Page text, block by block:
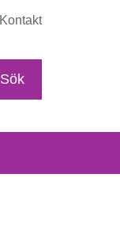
Kontakt
Sök